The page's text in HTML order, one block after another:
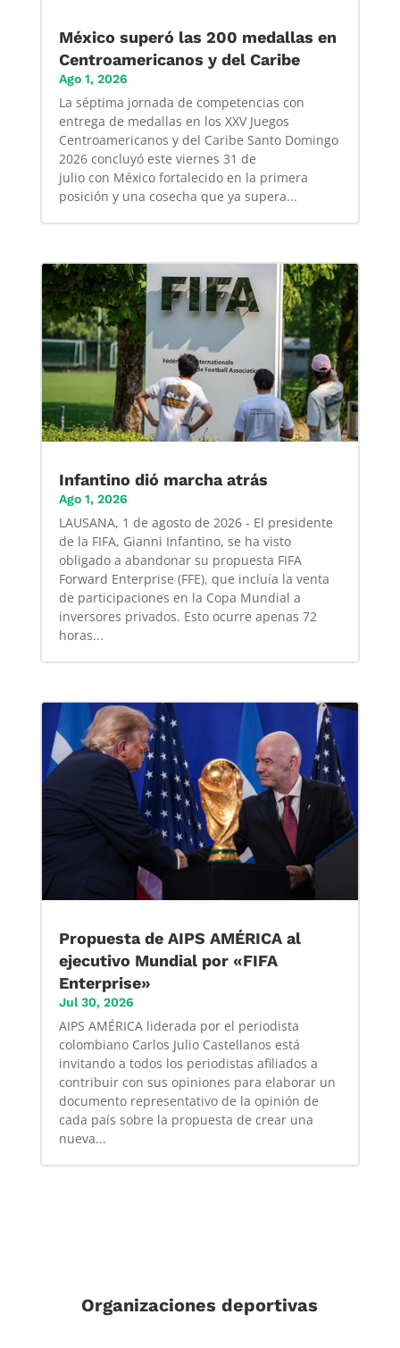
México superó las 200 medallas en
Centroamericanos y del Caribe
Ago 1, 2026
La séptima jornada de competencias con
entrega de medallas en los XXV Juegos
Centroamericanos y del Caribe Santo Domingo
2026 concluyó este viernes 31 de
julio con México fortalecido en la primera
posición y una cosecha que ya supera...
Infantino dió marcha atrás
Ago 1, 2026
LAUSANA, 1 de agosto de 2026 - El presidente
de la FIFA, Gianni Infantino, se ha visto
obligado a abandonar su propuesta FIFA
Forward Enterprise (FFE), que incluía la venta
de participaciones en la Copa Mundial a
inversores privados. Esto ocurre apenas 72
horas...
Propuesta de AIPS AMÉRICA al
ejecutivo Mundial por «FIFA
Enterprise»
Jul 30, 2026
AIPS AMÉRICA liderada por el periodista
colombiano Carlos Julio Castellanos está
invitando a todos los periodistas afiliados a
contribuir con sus opiniones para elaborar un
documento representativo de la opinión de
cada país sobre la propuesta de crear una
nueva...
Organizaciones deportivas